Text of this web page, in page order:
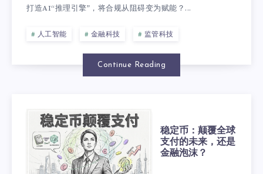
打造AI“推理引擎”，将合规从阻碍变为赋能？...
人工智能 金融科技 监管科技
Continue Reading
稳定币：颠覆全球
支付的未来，还是
金融泡沫？